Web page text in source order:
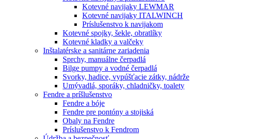
Kotevné navijaky LEWMAR
Kotevné navijaky ITALWINCH
Príslušenstvo k navijakom
Kotevné spojky, šekle, obratlíky
Kotevné kladky a valčeky
Inštalatérske a sanitárne zariadenia
Sprchy, manuálne čerpadlá
Bilge pumpy a vodné čerpadlá
Svorky, hadice, vypúšťacie zátky, nádrže
Umývadlá, sporáky, chladničky, toalety
Fendre a príšlušenstvo
Fendre a bóje
Fendre pre pontóny a stojiská
Obaly na Fendre
Príslušenstvo k Fendrom